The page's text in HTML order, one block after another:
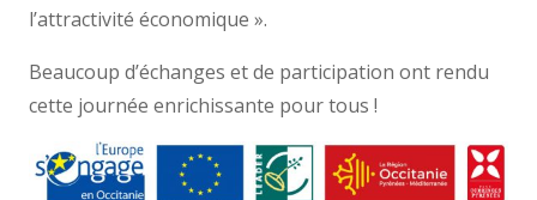
l’attractivité économique ».
Beaucoup d’échanges et de participation ont rendu
cette journée enrichissante pour tous !